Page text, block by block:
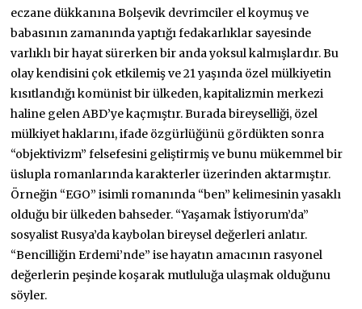
eczane dükkanına Bolşevik devrimciler el koymuş ve
babasının zamanında yaptığı fedakarlıklar sayesinde
varlıklı bir hayat sürerken bir anda yoksul kalmışlardır. Bu
olay kendisini çok etkilemiş ve 21 yaşında özel mülkiyetin
kısıtlandığı komünist bir ülkeden, kapitalizmin merkezi
haline gelen ABD’ye kaçmıştır. Burada bireyselliği, özel
mülkiyet haklarını, ifade özgürlüğünü gördükten sonra
“objektivizm” felsefesini geliştirmiş ve bunu mükemmel bir
üslupla romanlarında karakterler üzerinden aktarmıştır.
Örneğin “EGO” isimli romanında “ben” kelimesinin yasaklı
olduğu bir ülkeden bahseder. “Yaşamak İstiyorum’da”
sosyalist Rusya’da kaybolan bireysel değerleri anlatır.
“Bencilliğin Erdemi’nde” ise hayatın amacının rasyonel
değerlerin peşinde koşarak mutluluğa ulaşmak olduğunu
söyler.